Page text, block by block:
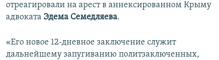
отреагировали на арест в аннексированном Крыму
адвоката Эдема Семедляева.
«Его новое 12-дневное заключение служит
дальнейшему запугиванию политзаключенных,